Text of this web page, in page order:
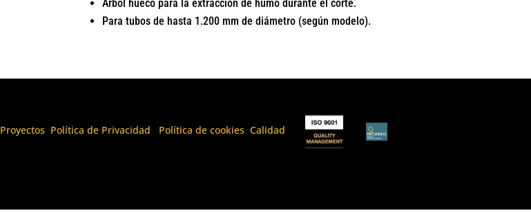
Árbol hueco para la extracción de humo durante el corte.
Para tubos de hasta 1.200 mm de diámetro (según modelo).
Proyectos Política de Privacidad Política de cookiesI Calidad